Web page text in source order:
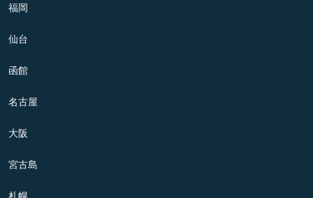
福岡
仙台
函館
名古屋
大阪
宮古島